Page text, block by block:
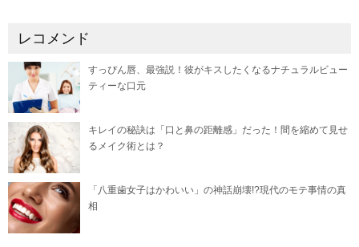
レコメンド
すっぴん唇、最強説！彼がキスしたくなるナチュラルビュー
ティーな口元
キレイの秘訣は「口と鼻の距離感」だった！間を縮めて見せ
るメイク術とは？
「八重歯女子はかわいい」の神話崩壊!?現代のモテ事情の真
相